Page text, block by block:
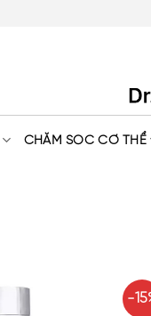
CHĂM SÓC CƠ THỂ
-